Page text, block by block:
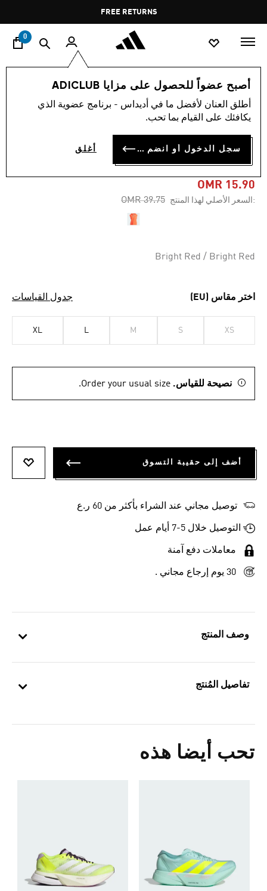
Pause
promotion
rotation
FREE RETURNS
0
أصبح عضواً للحصول على مزايا ADICLUB
أطلق العنان لأفضل ما في أديداس - برنامج عضوية الذي
يكافئك على القيام بما تحب.
سجل الدخول أو انضم الآن أغلق
وصف المنتج
تفاصيل المُنتج
تحب أيضا هذه
النساء ملابس
-60%
صدرية ADIZERO HALF-ZIP
RUNNING
OMR 15.90
:السعر الأصلي لهذا المنتج Price reduced from
OMR 39.75
to
Bright Red / Bright Red
اختر مقاس (EU) جدول القياسات
XS
S
M
L
XL
نصيحة للقياس. Order your usual size.
أضف إلى حقيبة التسوق
توصيل مجاني عند الشراء بأكثر من 60 ر.ع
التوصيل خلال 5-7 أيام عمل
معاملات دفع آمنة